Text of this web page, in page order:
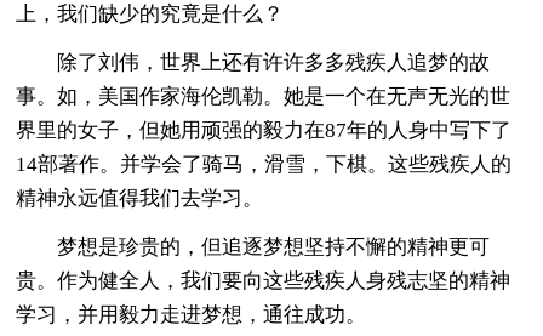
上，我们缺少的究竟是什么？
除了刘伟，世界上还有许许多多残疾人追梦的故
事。如，美国作家海伦凯勒。她是一个在无声无光的世
界里的女子，但她用顽强的毅力在87年的人身中写下了
14部著作。并学会了骑马，滑雪，下棋。这些残疾人的
精神永远值得我们去学习。
梦想是珍贵的，但追逐梦想坚持不懈的精神更可
贵。作为健全人，我们要向这些残疾人身残志坚的精神
学习，并用毅力走进梦想，通往成功。